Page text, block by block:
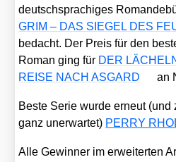
deutsch­spra­chi­ges
GRIM – DAS SIEGEL DES
bedacht. Der Preis für den
Roman ging für DER
REISE NACH ASGARD
an
Bes­te Serie wur­de erneut
ganz uner­war­tet) PERRY
Alle Gewin­ner im erwei­ter­ten